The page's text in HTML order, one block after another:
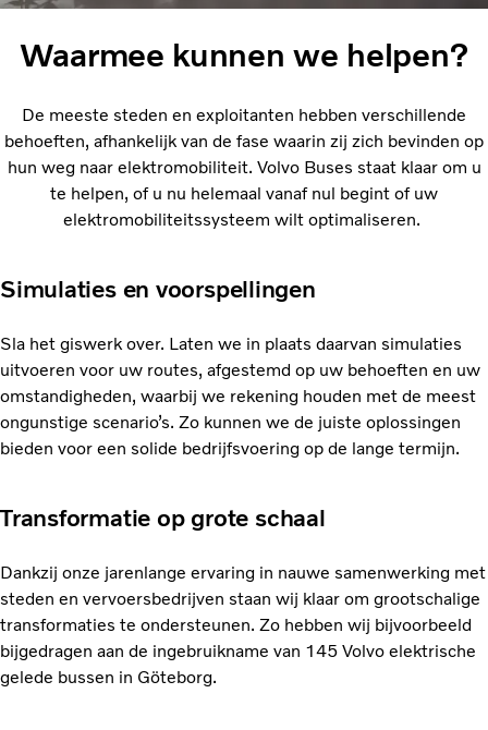
Waarmee kunnen we helpen?
De meeste steden en exploitanten hebben verschillende
behoeften, afhankelijk van de fase waarin zij zich bevinden op
hun weg naar elektromobiliteit. Volvo Buses staat klaar om u
te helpen, of u nu helemaal vanaf nul begint of uw
elektromobiliteitssysteem wilt optimaliseren.
Simulaties en voorspellingen
Sla het giswerk over. Laten we in plaats daarvan simulaties
uitvoeren voor uw routes, afgestemd op uw behoeften en uw
omstandigheden, waarbij we rekening houden met de meest
ongunstige scenario’s. Zo kunnen we de juiste oplossingen
bieden voor een solide bedrijfsvoering op de lange termijn.
Transformatie op grote schaal
Dankzij onze jarenlange ervaring in nauwe samenwerking met
steden en vervoersbedrijven staan wij klaar om grootschalige
transformaties te ondersteunen. Zo hebben wij bijvoorbeeld
bijgedragen aan de ingebruikname van 145 Volvo elektrische
gelede bussen in Göteborg.